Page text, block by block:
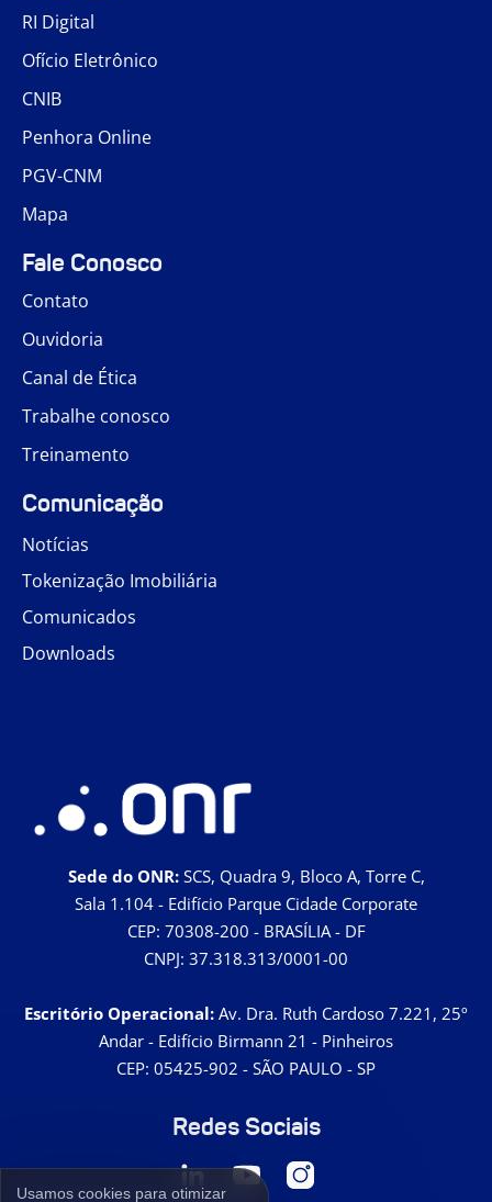
Usamos cookies para otimizar
RI Digital
Ofício Eletrônico
CNIB
Penhora Online
PGV-CNM
Mapa
Fale Conosco
Contato
Ouvidoria
Canal de Ética
Trabalhe conosco
Treinamento
Comunicação
Notícias
Tokenização Imobiliária
Comunicados
Downloads
Sede do ONR:SCS, Quadra 9, Bloco A, Torre C,
Sala 1.104 - Edifício Parque Cidade Corporate
CEP: 70308-200 - BRASÍLIA - DF
CNPJ: 37.318.313/0001-00
Escritório Operacional: Av. Dra. Ruth Cardoso 7.221, 25º
Andar - Edifício Birmann 21 - Pinheiros
CEP: 05425-902 - SÃO PAULO - SP
Redes Sociais